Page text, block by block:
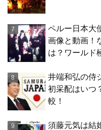
ペルー日本大
画像と動画！
は？ワールド
井端和弘の侍
初采配はいつ
較！
須藤元気は結